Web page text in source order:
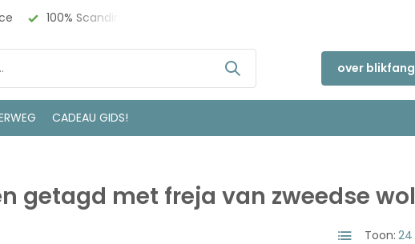
100% Scandinavisch Design
over blikfang
CADEAU GIDS!
getagd met freja van zweedse wol
Toon: